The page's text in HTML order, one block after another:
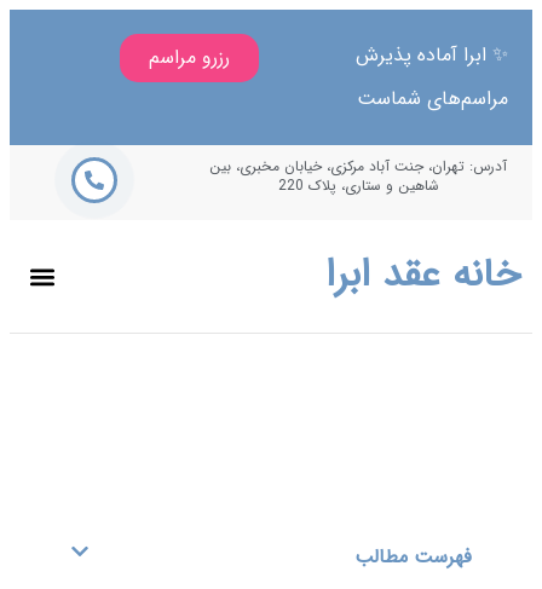
آماده پذیرش
شماست
رزرو مراسم
جنت آباد مرکزی، خیابان مخبری، بین
شاهین و ستاری، پلاک 220
عقد ابرا
مطالب